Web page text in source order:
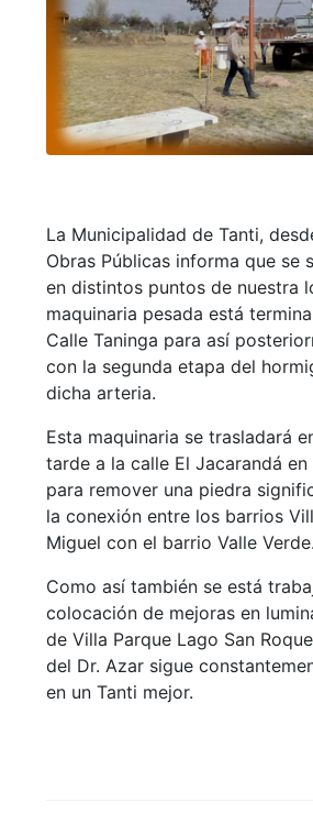
La Municipalidad de Tanti,
Obras Públicas informa que se
en distintos puntos de nuestra
maquinaria pesada está
Calle Taninga para así
con la segunda etapa del
dicha arteria.
Esta maquinaria se trasladará
tarde a la calle El Jacarandá en
para remover una piedra
la conexión entre los barrios
Miguel con el barrio Valle Verde.
Como así también se está
colocación de mejoras en
de Villa Parque Lago San
del Dr. Azar sigue
en un Tanti mejor.